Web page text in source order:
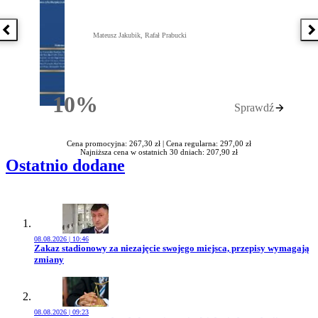
Poprzednia książka
10%Rabatu
Mateusz Jakubik, Rafał Prabucki
Sprawdź
Cena promocyjna: 267,30 zł | Cena regularna: 297,00 zł
Najniższa cena w ostatnich 30 dniach: 207,90 zł
Ostatnio dodane
08.08.2026 | 10:46
Przejdź do artykułu:
Zakaz stadionowy za niezajęcie swojego miejsca, przepisy wymagają
zmiany
08.08.2026 | 09:23